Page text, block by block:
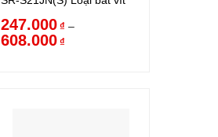
247.000 ₫ –
608.000 ₫